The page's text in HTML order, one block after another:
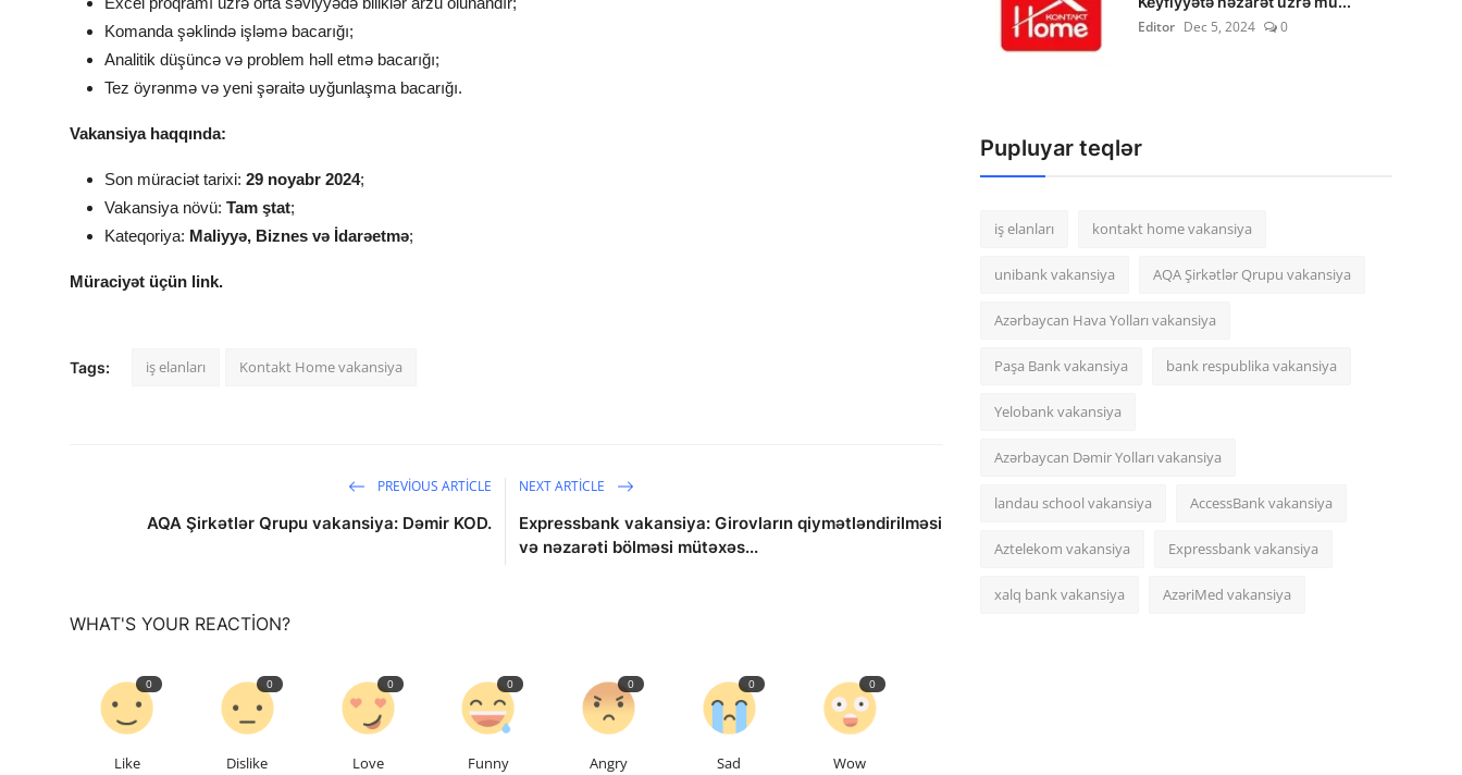
Komanda şəklində işləmə bacarığı;
Analitik düşüncə və problem həll etmə bacarığı;
Tez öyrənmə və yeni şəraitə uyğunlaşma bacarığı.
Vakansiya haqqında:
Son müraciət tarixi: 29 noyabr 2024;
Vakansiya növü: Tam ştat;
Kateqoriya: Maliyyə, Biznes və İdarəetmə;
Müraciyət üçün link.
Tags: iş elanları Kontakt Home vakansiya
PREVIOUS ARTICLE
AQA Şirkətlər Qrupu vakansiya: Dəmir KOD.
NEXT ARTICLE
Expressbank vakansiya: Girovların qiymətləndirilməsi
və nəzarəti bölməsi mütəxəs...
WHAT'S YOUR REACTION?
0
Like
0
Dislike
0
Love
0
Funny
0
Angry
0
Sad
0
Wow
Editor Dec 5, 2024 0
Pupluyar teqlər
iş elanları kontakt home vakansiya
unibank vakansiya AQA Şirkətlər Qrupu vakansiya
Azərbaycan Hava Yolları vakansiya
Paşa Bank vakansiya bank respublika vakansiya
Yelobank vakansiya
Azərbaycan Dəmir Yolları vakansiya
landau school vakansiya AccessBank vakansiya
Aztelekom vakansiya Expressbank vakansiya
xalq bank vakansiya AzəriMed vakansiya